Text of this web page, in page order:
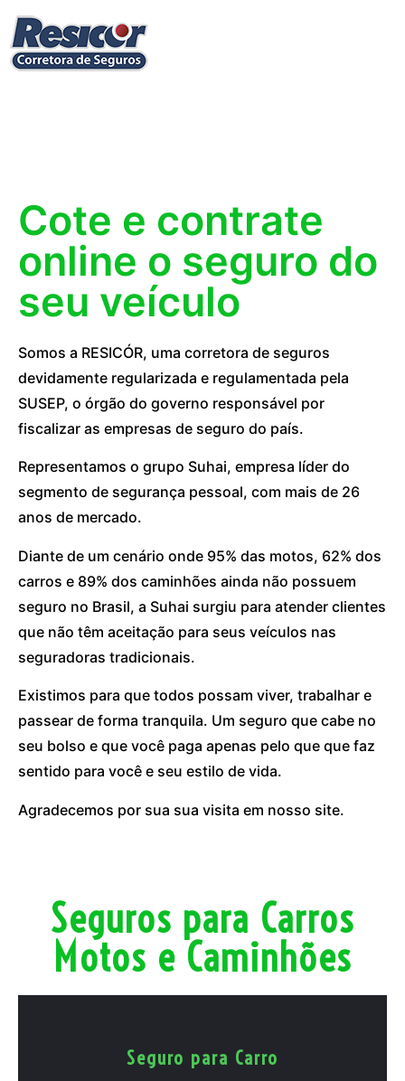
Cote e contrate
online o seguro do
seu veículo
Somos a RESICÓR, uma corretora de seguros
devidamente regularizada e regulamentada pela
SUSEP, o órgão do governo responsável por
fiscalizar as empresas de seguro do país.
Representamos o grupo Suhai, empresa líder do
segmento de segurança pessoal, com mais de 26
anos de mercado.
Diante de um cenário onde 95% das motos, 62% dos
carros e 89% dos caminhões ainda não possuem
seguro no Brasil, a Suhai surgiu para atender clientes
que não têm aceitação para seus veículos nas
seguradoras tradicionais.
Existimos para que todos possam viver, trabalhar e
passear de forma tranquila. Um seguro que cabe no
seu bolso e que você paga apenas pelo que que faz
sentido para você e seu estilo de vida.
Agradecemos por sua sua visita em nosso site.
Seguros para Carros
Motos e Caminhões
Seguro para Carro